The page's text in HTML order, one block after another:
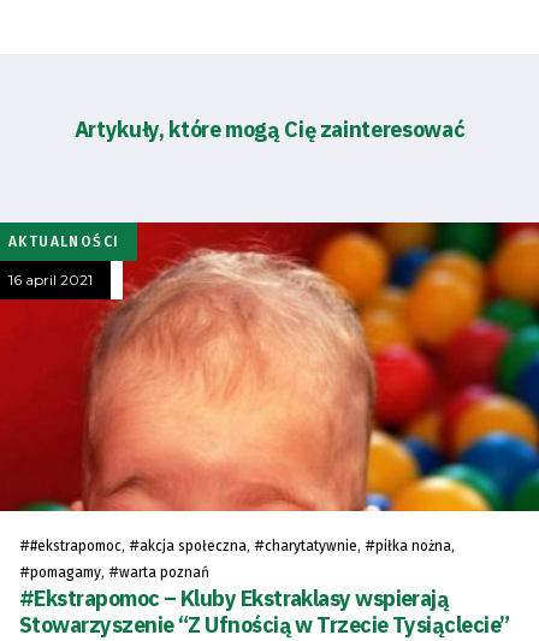
mode
Accessibility
Club
Table
and
Artykuły, które mogą Cię zainteresować
AKTUALNOŚCI
16 april 2021
##ekstrapomoc, #akcja społeczna, #charytatywnie, #piłka nożna,
#pomagamy, #warta poznań
#Ekstrapomoc – Kluby Ekstraklasy wspierają
Stowarzyszenie “Z Ufnością w Trzecie Tysiąclecie”